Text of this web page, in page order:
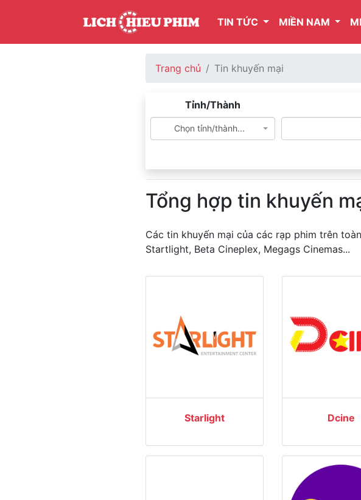
TIN TỨC MIỀN NAM
Trang chủ Tin khuyến mại
Tỉnh/Thành
Chọn tỉnh/thành...
Tổng hợp tin khuyến
Các tin khuyến mại của các rạp phim trên
Startlight, Beta Cineplex, Megags Cinemas...
Starlight Dcine